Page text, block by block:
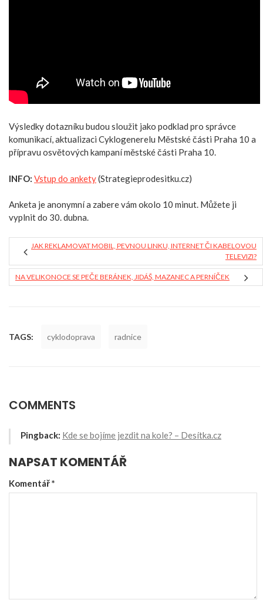
Výsledky dotazníku budou sloužit jako podklad pro správce
komunikací, aktualizaci Cyklogenerelu Městské části Praha 10 a
přípravu osvětových kampaní městské části Praha 10.
INFO: Vstup do ankety(Strategieprodesitku.cz)
Anketa je anonymní a zabere vám okolo 10 minut. Můžete ji
vyplnit do 30. dubna.
JAK REKLAMOVAT MOBIL, PEVNOU LINKU, INTERNET ČI KABELOVOU
TELEVIZI?
NA VELIKONOCE SE PEČE BERÁNEK, JIDÁŠ, MAZANEC A PERNÍČEK
TAGS: cyklodoprava radnice
COMMENTS
Pingback: Kde se bojíme jezdit na kole? – Desítka.cz
NAPSAT KOMENTÁŘ
Komentář*